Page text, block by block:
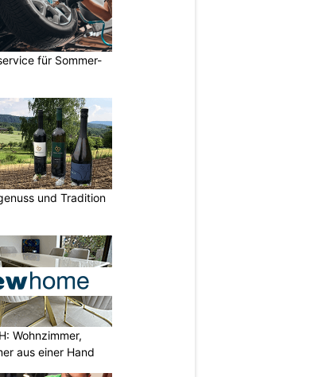
für Sommer-
und Tradition
Wohnzimmer,
aus einer Hand